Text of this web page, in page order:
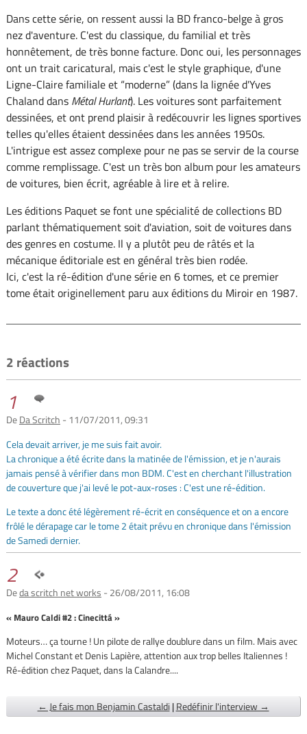
Dans cette série, on ressent aussi la BD franco-belge à gros
nez d'aventure. C'est du classique, du familial et très
honnêtement, de très bonne facture. Donc oui, les personnages
ont un trait caricatural, mais c'est le style graphique, d'une
Ligne-Claire familiale et “moderne” (dans la lignée d'Yves
Chaland dans Métal Hurlant). Les voitures sont parfaitement
dessinées, et ont prend plaisir à redécouvrir les lignes sportives
telles qu'elles étaient dessinées dans les années 1950s.
L'intrigue est assez complexe pour ne pas se servir de la course
comme remplissage. C'est un très bon album pour les amateurs
de voitures, bien écrit, agréable à lire et à relire.
Les éditions Paquet se font une spécialité de collections BD
parlant thématiquement soit d'aviation, soit de voitures dans
des genres en costume. Il y a plutôt peu de râtés et la
mécanique éditoriale est en général très bien rodée.
Ici, c'est la ré-édition d'une série en 6 tomes, et ce premier
tome était originellement paru aux éditions du Miroir en 1987.
2 réactions
1
DeDa Scritch - 11/07/2011, 09:31
Cela devait arriver, je me suis fait avoir.
La chronique a été écrite dans la matinée de l'émission, et je n'aurais
jamais pensé à vérifier dans mon BDM. C'est en cherchant l'illustration
de couverture que j'ai levé le pot-aux-roses : C'est une ré-édition.
Le texte a donc été légèrement ré-écrit en conséquence et on a encore
frôlé le dérapage car le tome 2 était prévu en chronique dans l'émission
de Samedi dernier.
2
Deda scritch net works - 26/08/2011, 16:08
« Mauro Caldi #2 : Cinecittá »
Moteurs… ça tourne ! Un pilote de rallye doublure dans un film. Mais avec
Michel Constant et Denis Lapière, attention aux trop belles Italiennes !
Ré-édition chez Paquet, dans la Calandre....
← Je fais mon Benjamin Castaldi | Redéfinir l'interview →